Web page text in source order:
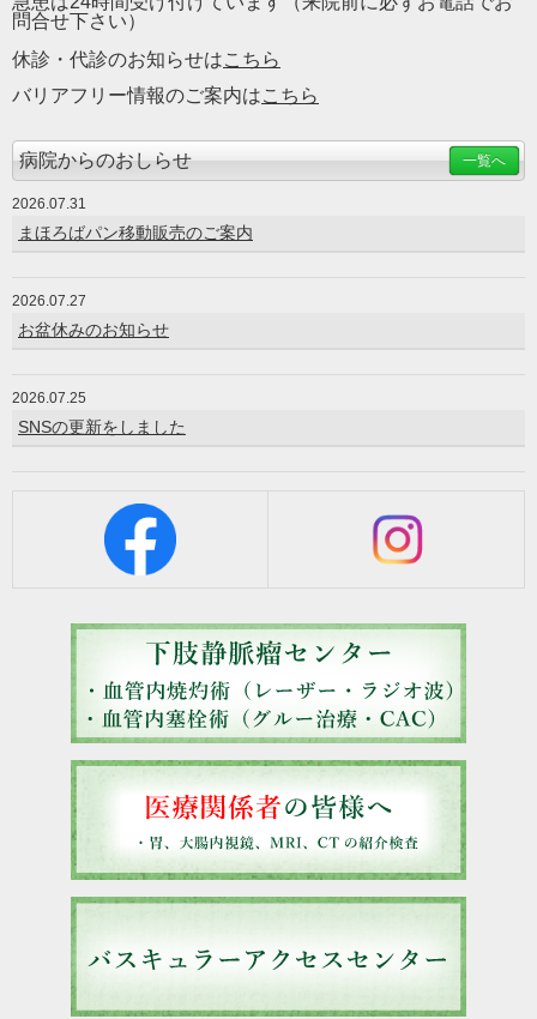
問合せ下さい）
休診・代診のお知らせはこちら
バリアフリー情報のご案内はこちら
病院からのおしらせ 一覧へ
2026.07.31
まほろばパン移動販売のご案内
2026.07.27
お盆休みのお知らせ
2026.07.25
SNSの更新をしました